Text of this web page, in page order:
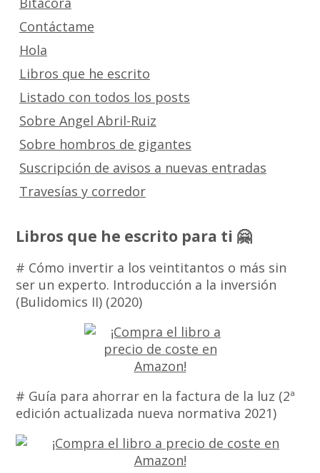
Contáctame
Hola
Libros que he escrito
Listado con todos los posts
Sobre Angel Abril-Ruiz
Sobre hombros de gigantes
Suscripción de avisos a nuevas entradas
Travesías y corredor
Libros que he escrito para ti 🤗
# Cómo invertir a los veintitantos o más sin
ser un experto. Introducción a la inversión
(Bulidomics II) (2020)
# Guía para ahorrar en la factura de la luz (2ª
edición actualizada nueva normativa 2021)